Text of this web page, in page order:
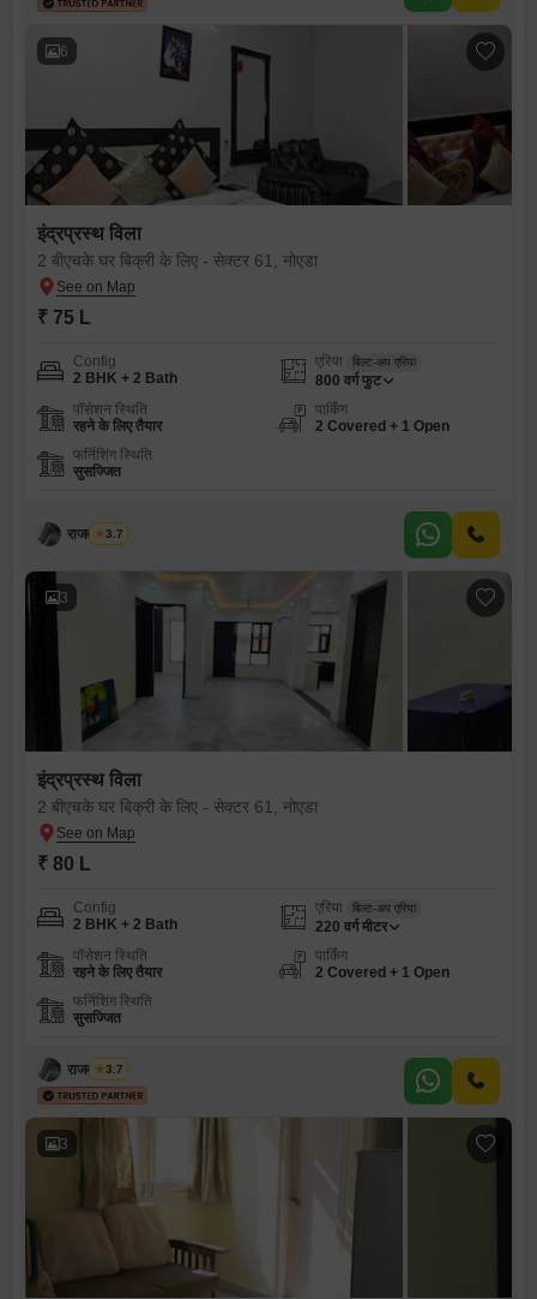
6
इंद्रप्रस्थ विला
2 बीएचके घर बिक्री के लिए - सेक्टर 61, नोएडा
₹ 75 L
Config
2 BHK + 2 Bath
एरिया बिल्ट-अप एरिया
800 वर्ग फुट
पॉसेशन स्थिति
रहने के लिए तैयार
पार्किंग
2 Covered + 1 Open
फर्निशिंग स्थिति
सुसज्जित
राजवीर सिंघ
3.7
3
इंद्रप्रस्थ विला
2 बीएचके घर बिक्री के लिए - सेक्टर 61, नोएडा
₹ 80 L
Config
2 BHK + 2 Bath
एरिया बिल्ट-अप एरिया
220 वर्ग मीटर
पॉसेशन स्थिति
रहने के लिए तैयार
पार्किंग
2 Covered + 1 Open
फर्निशिंग स्थिति
सुसज्जित
राजवीर सिंघ
3.7
3